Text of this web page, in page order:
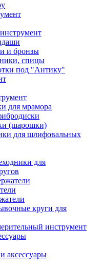
и бронзы
спицы
под "Антику"
для мрамора
(шарошки)
для шлифовальных
для
круги для
инструмент
аксессуары